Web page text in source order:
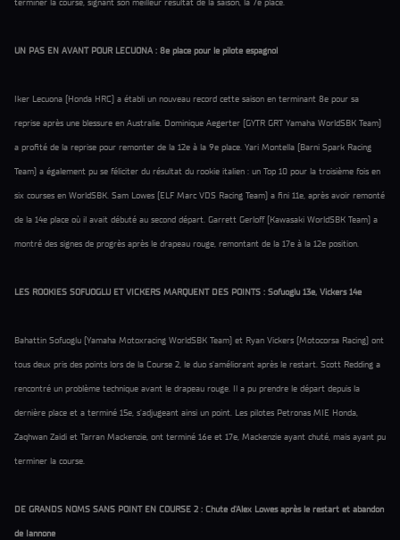
UN PAS EN AVANT POUR LECUONA : 8e place pour le pilote espagnol
Iker Lecuona (Honda HRC) a établi un nouveau record cette saison en terminant 8e pour sa
reprise après une blessure en Australie. Dominique Aegerter (GYTR GRT Yamaha WorldSBK Team)
a profité de la reprise pour remonter de la 12e à la 9e place. Yari Montella (Barni Spark Racing
Team) a également pu se féliciter du résultat du rookie italien : un Top 10 pour la troisième fois en
six courses en WorldSBK. Sam Lowes (ELF Marc VDS Racing Team) a fini 11e, après avoir remonté
de la 14e place où il avait débuté au second départ. Garrett Gerloff (Kawasaki WorldSBK Team) a
montré des signes de progrès après le drapeau rouge, remontant de la 17e à la 12e position.
LES ROOKIES SOFUOGLU ET VICKERS MARQUENT DES POINTS : Sofuoglu 13e, Vickers 14e
Bahattin Sofuoglu (Yamaha Motoxracing WorldSBK Team) et Ryan Vickers (Motocorsa Racing) ont
tous deux pris des points lors de la Course 2, le duo s'améliorant après le restart. Scott Redding a
rencontré un problème technique avant le drapeau rouge. Il a pu prendre le départ depuis la
dernière place et a terminé 15e, s'adjugeant ainsi un point. Les pilotes Petronas MIE Honda,
Zaqhwan Zaidi et Tarran Mackenzie, ont terminé 16e et 17e, Mackenzie ayant chuté, mais ayant pu
terminer la course.
DE GRANDS NOMS SANS POINT EN COURSE 2 : Chute d'Alex Lowes après le restart et abandon
de Iannone